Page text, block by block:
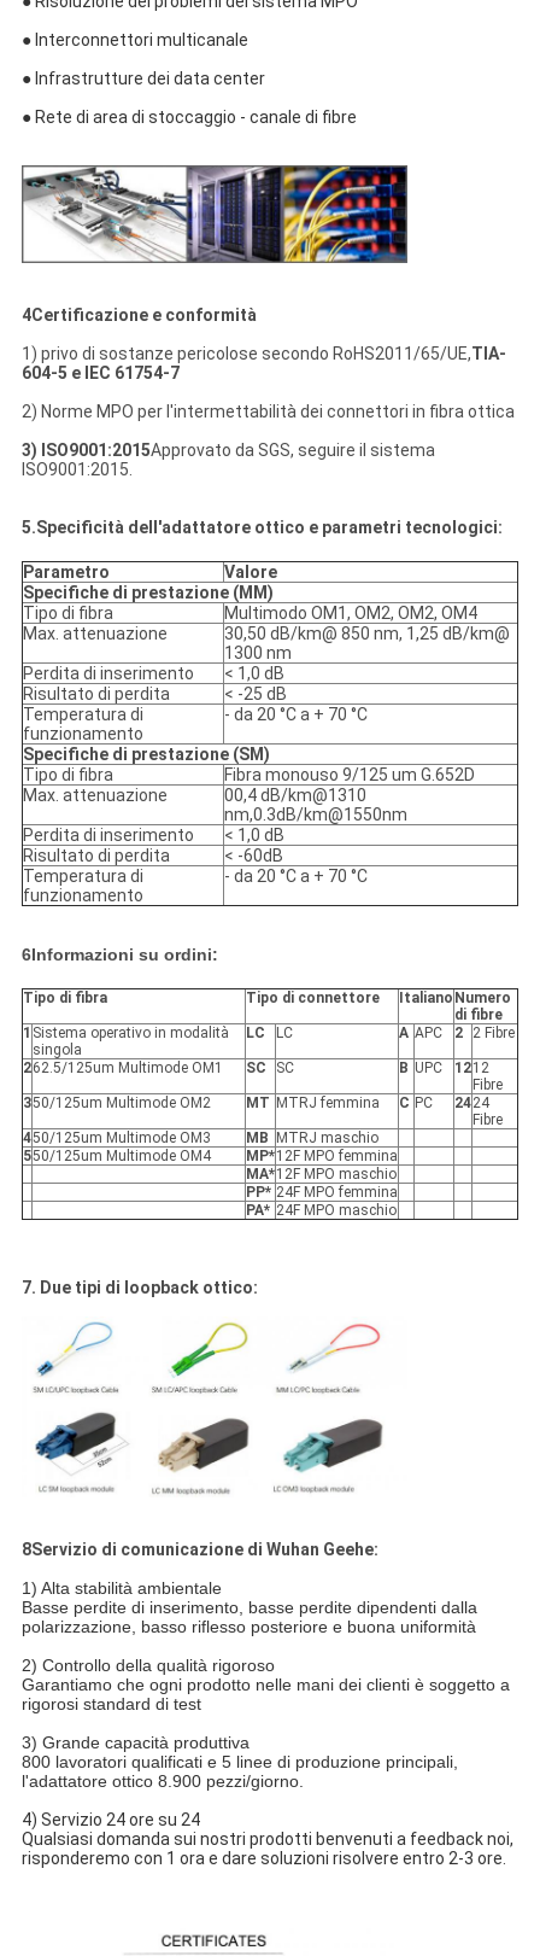
● Interconnettori multicanale
● Infrastrutture dei data center
● Rete di area di stoccaggio - canale di fibre
4Certificazione e conformità
1) privo di sostanze pericolose secondo RoHS2011/65/UE,TIA-
604-5 e IEC 61754-7
2) Norme MPO per l'intermettabilità dei connettori in fibra ottica
3) ISO9001:2015Approvato da SGS, seguire il sistema
ISO9001:2015.
5.Specificità dell'adattatore ottico e parametri tecnologici:
Parametro
Valore
Specifiche di prestazione (MM)
Tipo di fibra
Multimodo OM1, OM2, OM2, OM4
Max. attenuazione
30,50 dB/km@ 850 nm, 1,25 dB/km@
1300 nm
Perdita di inserimento
< 1,0 dB
Risultato di perdita
< -25 dB
Temperatura di
funzionamento
- da 20 °C a + 70 °C
Specifiche di prestazione (SM)
Tipo di fibra
Fibra monouso 9/125 um G.652D
Max. attenuazione
00,4 dB/km@1310
nm,0.3dB/km@1550nm
Perdita di inserimento
< 1,0 dB
Risultato di perdita
< -60dB
Temperatura di
funzionamento
- da 20 °C a + 70 °C
6Informazioni su ordini:
Tipo di fibra Tipo di connettore Italiano Numero
di fibre
1 Sistema operativo in modalità
singola
LC LC A APC 2 2 Fibre
262.5/125um Multimode OM1 SC SC B UPC 1212
Fibre
350/125um Multimode OM2 MT MTRJ femmina C PC 2424
Fibre
450/125um Multimode OM3 MB
MTRJ maschio
550/125um Multimode OM4 MP*12F MPO femmina
MA*12F MPO maschio
PP* 24F MPO femmina
PA* 24F MPO maschio
7. Due tipi di loopback ottico:
8Servizio di comunicazione di Wuhan Geehe:
1) Alta stabilità ambientale
Basse perdite di inserimento, basse perdite dipendenti dalla
polarizzazione, basso riflesso posteriore e buona uniformità
2) Controllo della qualità rigoroso
Garantiamo che ogni prodotto nelle mani dei clienti è soggetto a
rigorosi standard di test
3) Grande capacità produttiva
800 lavoratori qualificati e 5 linee di produzione principali,
l'adattatore ottico 8.900 pezzi/giorno.
4) Servizio 24 ore su 24
Qualsiasi domanda sui nostri prodotti benvenuti a feedback noi,
risponderemo con 1 ora e dare soluzioni risolvere entro 2-3 ore.